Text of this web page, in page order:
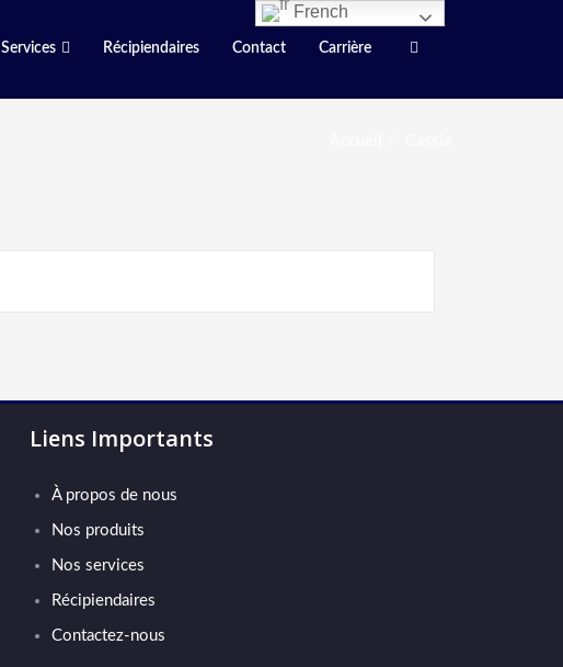
Services Récipiendaires Contact Carrière
Liens Importants
À propos de nous
Nos produits
Nos services
Récipiendaires
Contactez-nous
French